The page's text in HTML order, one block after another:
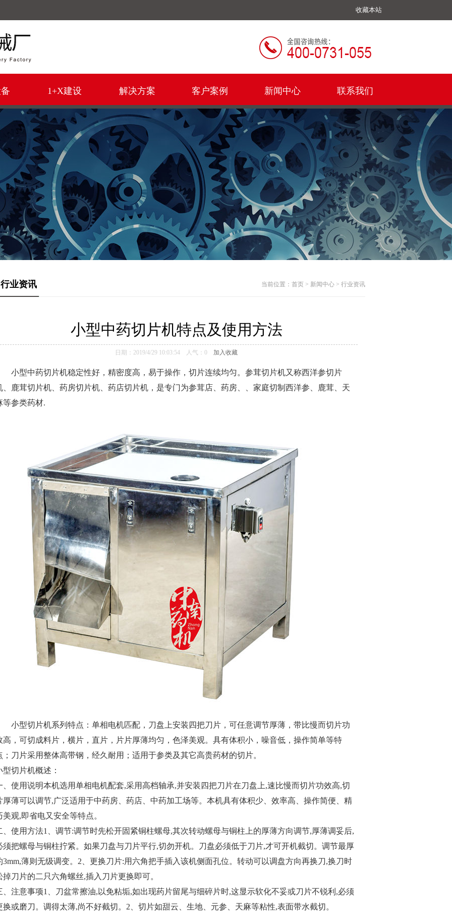
收藏本站
1+X建设 解决方案 客户案例 新闻中心 联系我们
行业资讯 当前位置： 首页 > 新闻中心 > 行业资讯
小型中药切片机特点及使用方法
日期：2019/4/29 10:03:54 人气： 0 加入收藏
小型中药切片机稳定性好，精密度高，易于操作，切片连续均匀。参茸切片机又称西洋参切片
、鹿茸切片机、药房切片机、药店切片机，是专门为参茸店、药房、、家庭切制西洋参、鹿茸、天
等参类药材.
小型切片机系列特点：单相电机匹配，刀盘上安装四把刀片，可任意调节厚薄，带比慢而切片功
高，可切成料片，横片，直片，片片厚薄均匀，色泽美观。具有体积小，噪音低，操作简单等特
；刀片采用整体高带钢，经久耐用；适用于参类及其它高贵药材的切片。
型切片机概述：
、使用说明本机选用单相电机配套,采用高档轴承,并安装四把刀片在刀盘上,速比慢而切片功效高,切
厚薄可以调节,广泛适用于中药房、药店、中药加工场等。本机具有体积少、效率高、操作简便、精
美观,即省电又安全等特点。
、使用方法1、调节:调节时先松开固紧铜柱螺母,其次转动螺母与铜柱上的厚薄方向调节,厚薄调妥后,
须把螺母与铜柱拧紧。如果刀盘与刀片平行,切勿开机。刀盘必须低于刀片,才可开机截切。调节最厚
3mm,薄则无级调变。2、更换刀片:用六角把手插入该机侧面孔位。转动可以调盘方向再换刀,换刀时
掉刀片的二只六角螺丝,插入刀片更换即可。
、注意事项1、刀盆常擦油,以免粘垢,如出现药片留尾与细碎片时,这显示软化不妥或刀片不锐利,必须
换或磨刀。调得太薄,尚不好截切。2、切片如甜云、生地、元参、天麻等粘性,表面带水截切。